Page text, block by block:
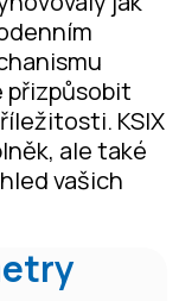
přizpůsobit
KSIX
ale také
vašich